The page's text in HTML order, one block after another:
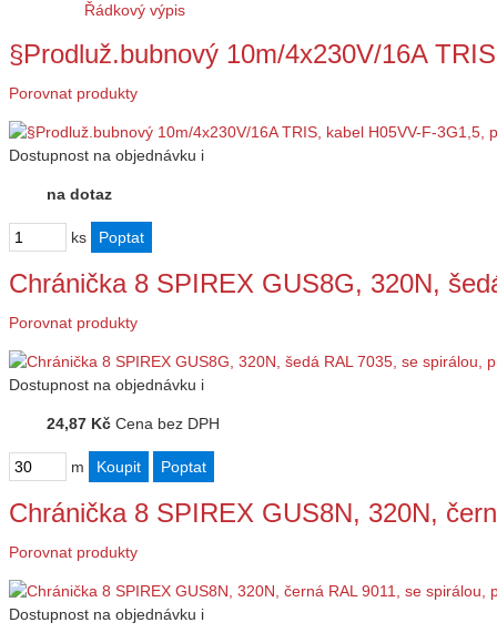
Řádkový výpis
§Prodluž.bubnový 10m/4x230V/16A
Porovnat produkty
Dostupnost na objednávku i
na dotaz
ks
Chránička 8 SPIREX GUS8G, 320N,
Porovnat produkty
Dostupnost na objednávku i
24,87 Kč Cena bez DPH
m
Chránička 8 SPIREX GUS8N, 320N,
Porovnat produkty
Dostupnost na objednávku i